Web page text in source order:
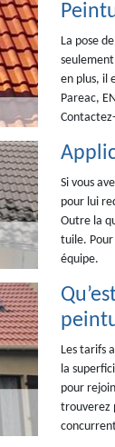
La pose
en plus, il
Pareac,
Si vous
pour lui
Outre la
tuile. Pour
équipe.
Les tarifs
la
pour
trouverez